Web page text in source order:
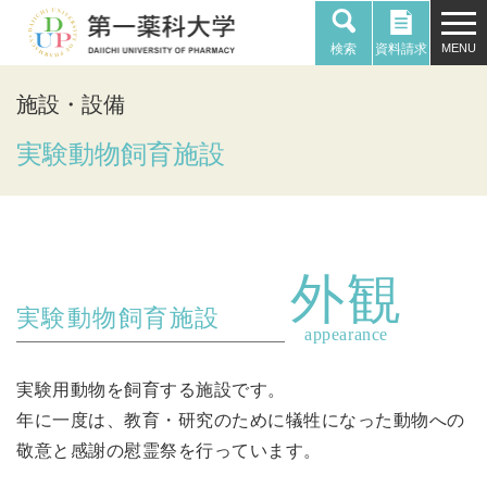
検索 資料請求
施設・設備
実験動物飼育施設
実験動物飼育施設 外観
appearance
実験用動物を飼育する施設です。
年に一度は、教育・研究のために犠牲になった動物への
敬意と感謝の慰霊祭を行っています。